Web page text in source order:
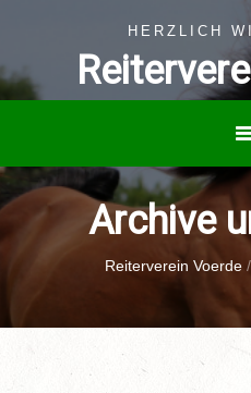
HERZLICH
Archive
Reiterverein Voerde /